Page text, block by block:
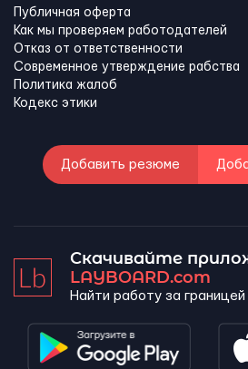
Публичная оферта
Как мы проверяем работодателей
Отказ от ответственности
Современное утверждение рабства
Политика жалоб
Кодекс этики
Добавить резюме
Скачивайте
LAYBOARD.com
Найти работу за